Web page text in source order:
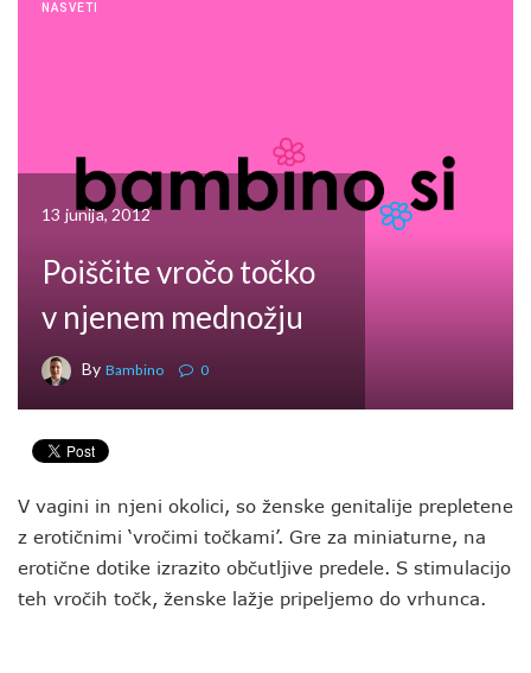
NASVETI
13 junija, 2012
Poiščite vročo točko
v njenem mednožju
By Bambino 0
V vagini in njeni okolici, so ženske genitalije prepletene
z erotičnimi ‘vročimi točkami’. Gre za miniaturne, na
erotične dotike izrazito občutljive predele. S stimulacijo
teh vročih točk, ženske lažje pripeljemo do vrhunca.